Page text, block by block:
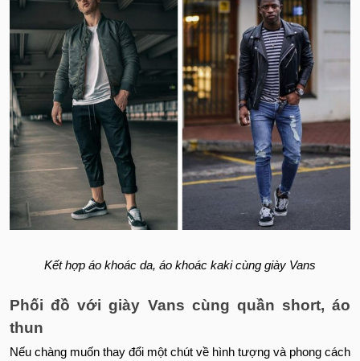
Kết hợp áo khoác da, áo khoác kaki cùng giày Vans
Phối đồ với giày Vans cùng quần short, áo
thun
Nếu chàng muốn thay đổi một chút về hình tượng và phong cách